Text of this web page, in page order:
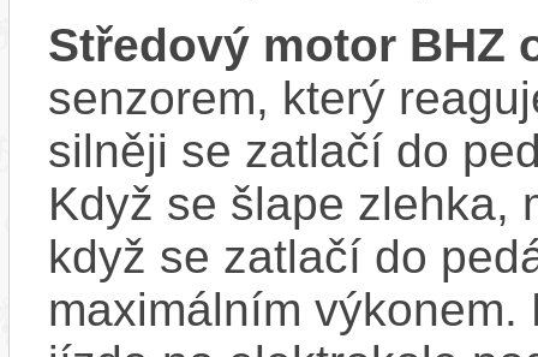
Středový motor BHZ
senzorem, který
silněji se zatlačí do
Když se šlape zlehka,
když se zatlačí do
maximálním